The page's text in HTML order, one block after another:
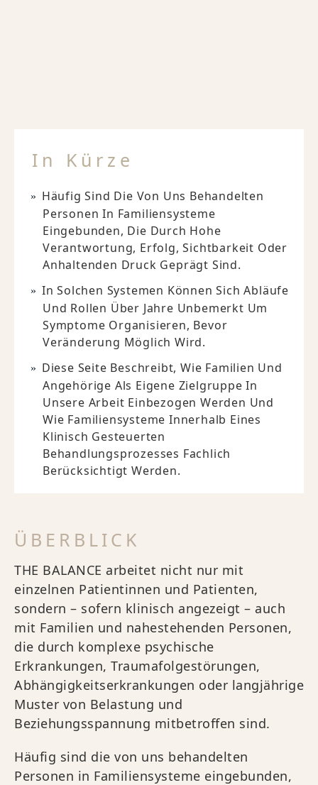
In Kürze
Häufig Sind Die Von Uns Behandelten
Personen In Familiensysteme
Eingebunden, Die Durch Hohe
Verantwortung, Erfolg, Sichtbarkeit Oder
Anhaltenden Druck Geprägt Sind.
In Solchen Systemen Können Sich Abläufe
Und Rollen Über Jahre Unbemerkt Um
Symptome Organisieren, Bevor
Veränderung Möglich Wird.
Diese Seite Beschreibt, Wie Familien Und
Angehörige Als Eigene Zielgruppe In
Unsere Arbeit Einbezogen Werden Und
Wie Familiensysteme Innerhalb Eines
Klinisch Gesteuerten
Behandlungsprozesses Fachlich
Berücksichtigt Werden.
ÜBERBLICK
THE BALANCE arbeitet nicht nur mit
einzelnen Patientinnen und Patienten,
sondern – sofern klinisch angezeigt – auch
mit Familien und nahestehenden Personen,
die durch komplexe psychische
Erkrankungen, Traumafolgestörungen,
Abhängigkeitserkrankungen oder langjährige
Muster von Belastung und
Beziehungsspannung mitbetroffen sind.
Häufig sind die von uns behandelten
Personen in Familiensysteme eingebunden,